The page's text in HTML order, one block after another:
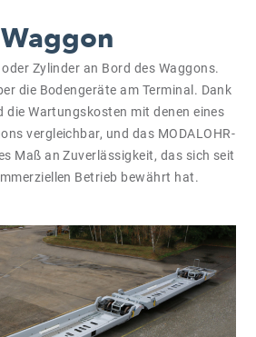
Zylinder an Bord des Waggons.
die Bodengeräte am Terminal. Dank
die Wartungskosten mit denen eines
vergleichbar, und das MODALOHR-
Maß an Zuverlässigkeit, das sich seit
Betrieb bewährt hat.